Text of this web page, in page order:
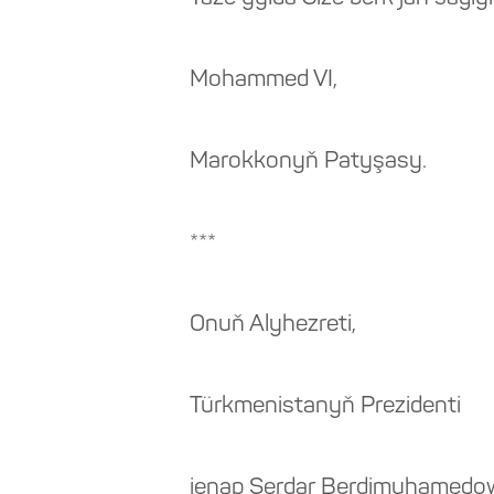
Mohammed VI,
Marokkonyň Patyşasy.
***
Onuň Alyhezreti,
Türkmenistanyň Prezidenti
jenap Serdar